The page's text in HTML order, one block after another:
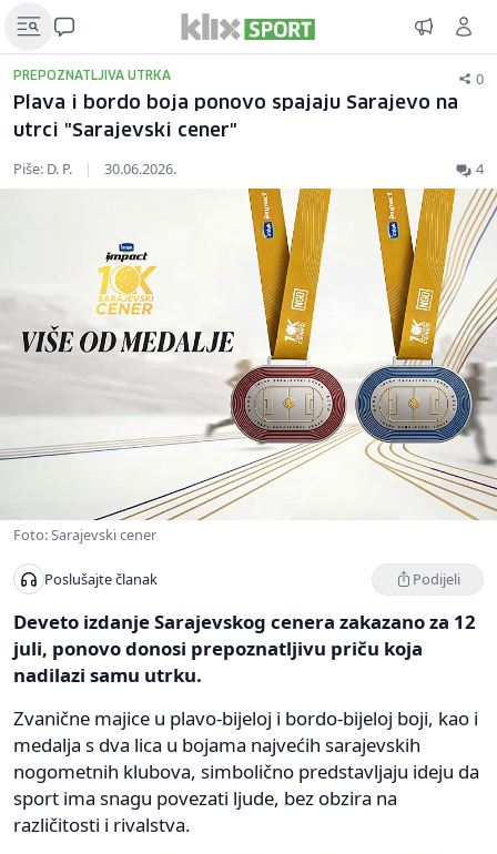
PREPOZNATLJIVA UTRKA 0
Plava i bordo boja ponovo spajaju Sarajevo na
utrci "Sarajevski cener"
Piše: D. P. | 30.06.2026. 4
Foto: Sarajevski cener
Poslušajte članak Podijeli
Deveto izdanje Sarajevskog cenera zakazano za 12
juli, ponovo donosi prepoznatljivu priču koja
nadilazi samu utrku.
Zvanične majice u plavo-bijeloj i bordo-bijeloj boji, kao i
medalja s dva lica u bojama najvećih sarajevskih
nogometnih klubova, simbolično predstavljaju ideju da
sport ima snagu povezati ljude, bez obzira na
različitosti i rivalstva.